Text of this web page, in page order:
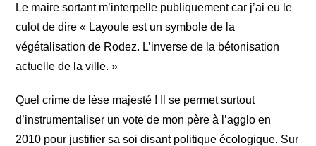
Le maire sortant m’interpelle publiquement car j’ai eu le
culot de dire « Layoule est un symbole de la
végétalisation de Rodez. L’inverse de la bétonisation
actuelle de la ville. »
Quel crime de lèse majesté ! Il se permet surtout
d’instrumentaliser un vote de mon père à l’agglo en
2010 pour justifier sa soi disant politique écologique. Sur